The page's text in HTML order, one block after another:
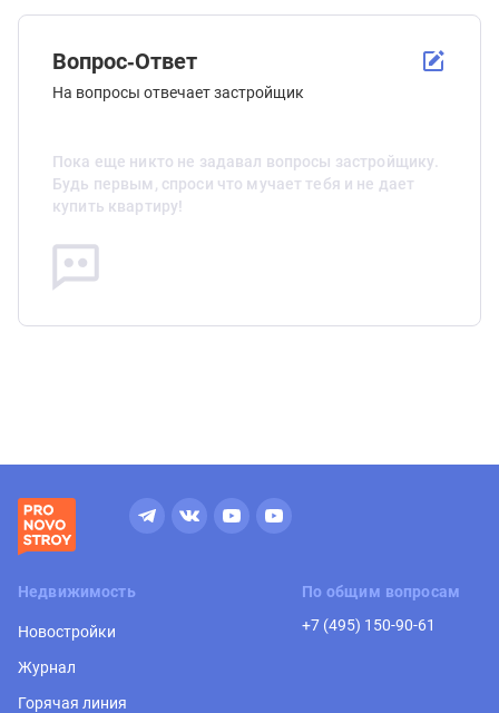
Вопрос-Ответ
На вопросы отвечает застройщик
Пока еще никто не задавал вопросы застройщику.
Будь первым, спроси что мучает тебя и не дает
купить квартиру!
Недвижимость
Новостройки
Журнал
Горячая линия
По общим вопросам
+7 (495) 150-90-61